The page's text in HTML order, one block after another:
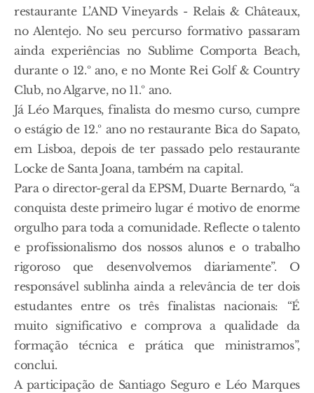
restaurante L’AND Vineyards - Relais & Châteaux,
no Alentejo. No seu percurso formativo passaram
ainda experiências no Sublime Comporta Beach,
durante o 12.º ano, e no Monte Rei Golf & Country
Club, no Algarve, no 11.º ano.
Já Léo Marques, finalista do mesmo curso, cumpre
o estágio de 12.º ano no restaurante Bica do Sapato,
em Lisboa, depois de ter passado pelo restaurante
Locke de Santa Joana, também na capital.
Para o director-geral da EPSM, Duarte Bernardo, “a
conquista deste primeiro lugar é motivo de enorme
orgulho para toda a comunidade. Reflecte o talento
e profissionalismo dos nossos alunos e o trabalho
rigoroso que desenvolvemos diariamente”. O
responsável sublinha ainda a relevância de ter dois
estudantes entre os três finalistas nacionais: “É
muito significativo e comprova a qualidade da
formação técnica e prática que ministramos”,
conclui.
A participação de Santiago Seguro e Léo Marques